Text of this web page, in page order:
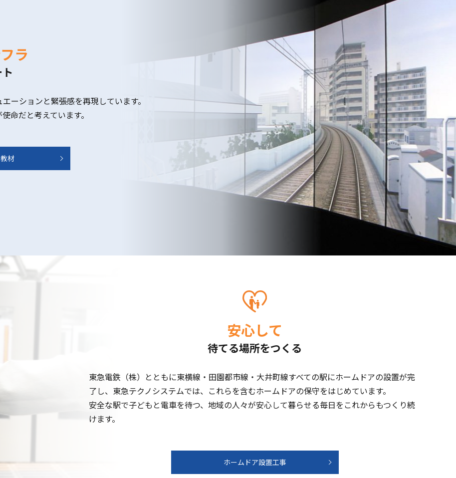
ラ
ーションと緊張感を再現しています。
命だと考えています。
材
安心して
待てる場所をつくる
東急電鉄（株）とともに東横線・田園都市線・大井町線すべての駅にホームドアの設置が完
了し、東急テクノシステムでは、これらを含むホームドアの保守をはじめています。
安全な駅で子どもと電車を待つ、地域の人々が安心して暮らせる毎日をこれからもつくり続
けます。
ホームドア設置工事